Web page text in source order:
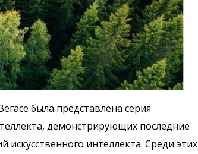
была представлена ​​серия
демонстрирующих последние
искусственного интеллекта. Среди этих